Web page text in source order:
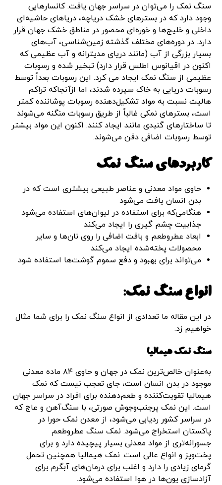
سنگ نمک را می‌توان در سراسر جهان یافت. کانسارهایی
وجود دارد که در بسترهای خشک دریاچه، دریاهای حاشیه‌ای
داخلی و خلیج‌ها و خوره‌ای محصور در مناطق خشک جهان قرار
دارد. در دوره‌های مختلف گذشته زمین‌شناسی، آب‌های
بسیار بزرگی از آب (مانند دریای مدیترانه و آب عظیمی که
اکنون در اقیانوس اطلس قرار دارد) تبخیر شده و رسوبات
عظیمی از سنگ نمک ایجاد می کرد. این رسوبات بعداً توسط
رسوبات دریایی به خاک سپرده شدند، اما ازآنجاکه تراکم
هالیت نسبت به مواد تشکیل‌دهنده رسوبات پوشاننده کمتر
است، بسترهای نمکی غالباً از طریق رسوبات منگنه می‌شوند
تا ساختارهای گنبدی مانند ایجاد کنند. اکنون این مواد بیشتر
توسط رسوبات اضافی دفن می‌شوند.
کاربردهای سنگ نمک
حاوی مواد معدنی و عناصر طبیعی بیشتری است که در
بدن انسان یافت می‌شود
هنگامی‌که برای استفاده در لیوان‌های استفاده می‌شود
جذابیت چشم گیری را ایجاد می‌کند
ابعاد عطروطعم و بافت اضافی را روی نان‌ها و سایر
محصولات پخته‌شده ایجاد می‌کند
می‌تواند برای بهبود و دفع سموم گوشت‌ها استفاده شود
انواع سنگ نمک:
در این مقاله ما تعدادی از انواع سنگ نمک را برای شما مثال
خواهیم زد.
سنگ نمک هیمالیا
به‌عنوان خالص‌ترین نمک در جهان و حاوی ۸۴ ماده معدنی
موجود در بدن انسان است، جای تعجب نیست که نمک
هیمالیا تقویت‌کننده و طعم‌دهنده برای افراد در سراسر جهان
است. این نمک پرجنب‌وجوش صورتی، با سنگ‌آهن و عاج که
در سراسر کشور ردیابی می‌شود، از معدن نمک حورا در
پاکستان استخراج می‌شود. نمک سنگ عطروطعم
جسورانه‌تری از مواد معدنی بسیار پیچیده دارد و برای
پخت‌وپز و انواع عالی است. نمک هیمالیا همچنین تحمل
گرمای زیادی را دارد و اغلب برای درمان‌های آبگرم برای
آزادسازی یون‌ها در هوا استفاده می‌شود.